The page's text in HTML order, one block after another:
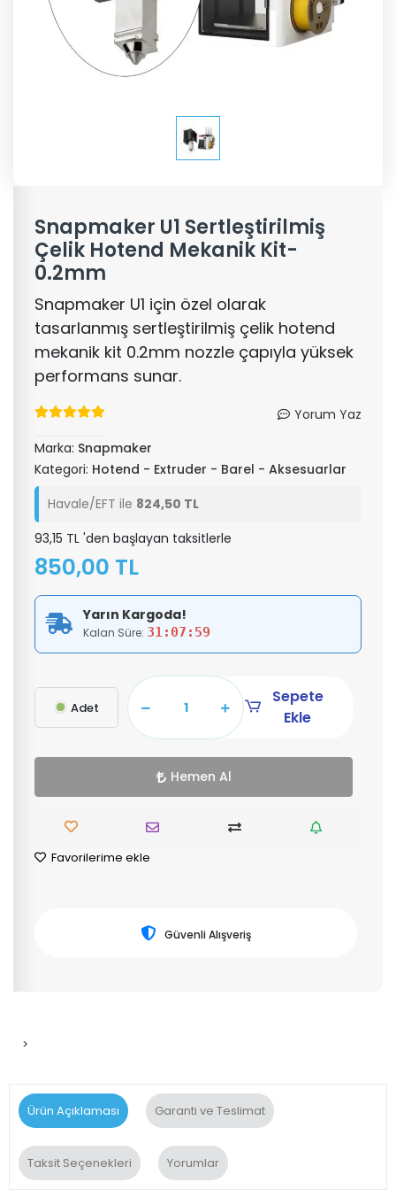
Snapmaker U1 Sertleştirilmiş
Çelik Hotend Mekanik Kit-
0.2mm
Snapmaker U1 için özel olarak
tasarlanmış sertleştirilmiş çelik hotend
mekanik kit 0.2mm nozzle çapıyla yüksek
performans sunar.
Yorum Yaz
Marka: Snapmaker
Kategori: Hotend - Extruder - Barel - Aksesuarlar
Havale/EFT ile 824,50 TL
93,15 TL 'den başlayan taksitlerle
850,00 TL
Yarın Kargoda!
Kalan Süre: 31:07:59
Adet
Sepete
Ekle
Hemen Al
Favorilerime ekle
Güvenli Alışveriş
>
Ürün Açıklaması Garanti ve Teslimat
Taksit Seçenekleri Yorumlar